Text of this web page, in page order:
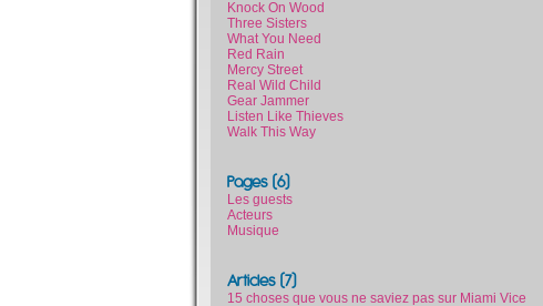
Knock On Wood
Three Sisters
What You Need
Red Rain
Mercy Street
Real Wild Child
Gear Jammer
Listen Like Thieves
Walk This Way
Pages (6)
Les guests
Acteurs
Musique
Articles (7)
15 choses que vous ne saviez pas sur Miami Vice